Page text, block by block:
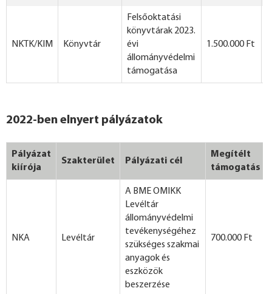
NKTK/KIM Könyvtár
Felsőoktatási
könyvtárak 2023.
évi
állományvédelmi
támogatása
1.500.000 Ft
2022-ben elnyert pályázatok
Pályázat
kiírója
Szakterület Pályázati cél
Megítélt
támogatás
NKA Levéltár
A BME OMIKK
Levéltár
állományvédelmi
tevékenységéhez
szükséges szakmai
anyagok és
eszközök
beszerzése
700.000 Ft